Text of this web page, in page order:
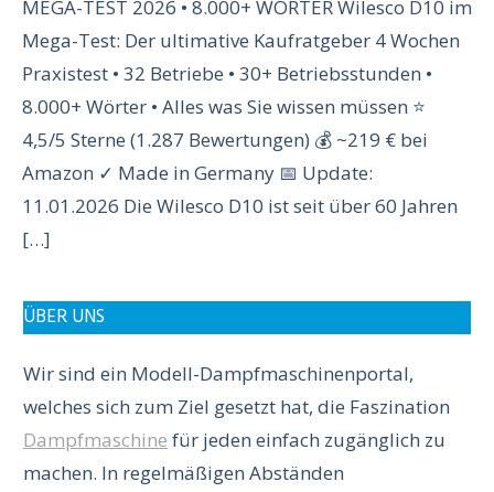
MEGA-TEST 2026 • 8.000+ WÖRTER Wilesco D10 im
Mega-Test: Der ultimative Kaufratgeber 4 Wochen
Praxistest • 32 Betriebe • 30+ Betriebsstunden •
8.000+ Wörter • Alles was Sie wissen müssen ⭐
4,5/5 Sterne (1.287 Bewertungen) 💰 ~219 € bei
Amazon ✓ Made in Germany 📅 Update:
11.01.2026 Die Wilesco D10 ist seit über 60 Jahren
[…]
ÜBER UNS
Wir sind ein Modell-Dampfmaschinenportal,
welches sich zum Ziel gesetzt hat, die Faszination
Dampfmaschine für jeden einfach zugänglich zu
machen. In regelmäßigen Abständen